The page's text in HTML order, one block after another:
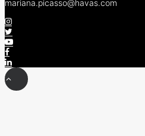
mariana.picasso@havas.com